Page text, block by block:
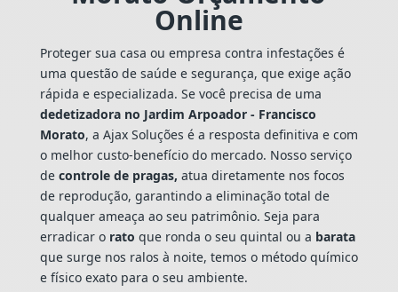
Online
Proteger sua casa ou empresa contra infestações é
uma questão de saúde e segurança, que exige ação
rápida e especializada. Se você precisa de uma
dedetizadora no Jardim Arpoador - Francisco
Morato, a Ajax Soluções é a resposta definitiva e com
o melhor custo-benefício do mercado. Nosso serviço
de controle de pragas, atua diretamente nos focos
de reprodução, garantindo a eliminação total de
qualquer ameaça ao seu patrimônio. Seja para
erradicar o rato que ronda o seu quintal ou a barata
que surge nos ralos à noite, temos o método químico
e físico exato para o seu ambiente.